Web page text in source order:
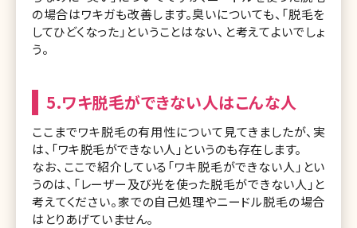
の場合はワキガも改善します。臭いについても、「脱毛を
してひどくなった」ということはない、と考えてよいでしょ
う。
5.ワキ脱毛ができない人はこんな人
ここまでワキ脱毛の有用性について見てきましたが、実
は、「ワキ脱毛ができない人」というのも存在します。
なお、ここで紹介している「ワキ脱毛ができない人」とい
うのは、「レーザー及び光を使った脱毛ができない人」と
考えてください。家での自己処理やニードル脱毛の場合
はとりあげていません。